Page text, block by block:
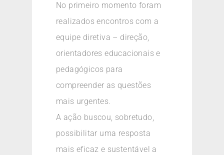
No primeiro momento foram
realizados encontros com a
equipe diretiva – direção,
orientadores educacionais e
pedagógicos para
compreender as questões
mais urgentes.
A ação buscou, sobretudo,
possibilitar uma resposta
mais eficaz e sustentável a